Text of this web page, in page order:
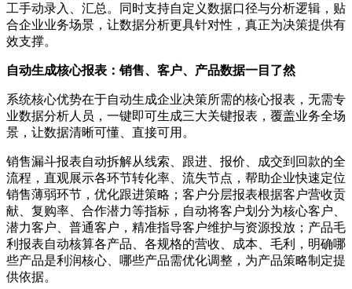
工手动录入、汇总。同时支持自定义数据口径与分析逻辑，贴
合企业业务场景，让数据分析更具针对性，真正为决策提供有
效支撑。
自动生成核心报表：销售、客户、产品数据一目了然
系统核心优势在于自动生成企业决策所需的核心报表，无需专
业数据分析人员，一键即可生成三大关键报表，覆盖业务全场
景，让数据清晰可懂、直接可用。
销售漏斗报表自动拆解从线索、跟进、报价、成交到回款的全
流程，直观展示各环节转化率、流失节点，帮助企业快速定位
销售薄弱环节，优化跟进策略；客户分层报表根据客户营收贡
献、复购率、合作潜力等指标，自动将客户划分为核心客户、
潜力客户、普通客户，精准指导客户维护与资源投放；产品毛
利报表自动核算各产品、各规格的营收、成本、毛利，明确哪
些产品是利润核心、哪些产品需优化调整，为产品策略制定提
供依据。